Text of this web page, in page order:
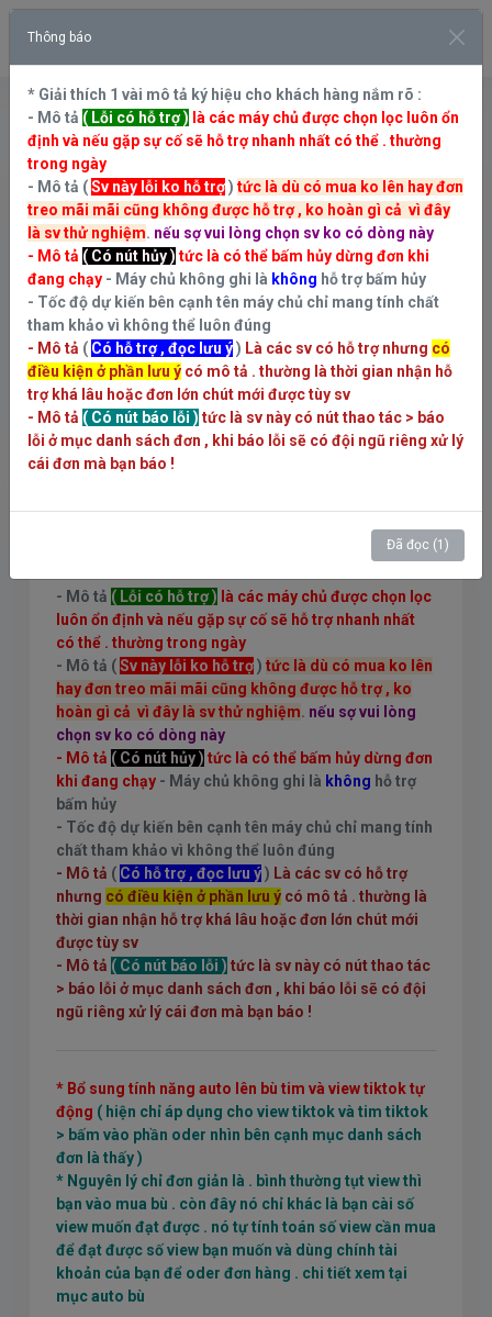
Chưa đăng nhập. Đăng nhập
Thông báo Ghim
Đây là hệ thống web mới của AUTOLIKEZ . cảm
ơn đã ủng hộ !
Admin hỗ trợ nhanh nhất qua zalo:0827488888
Kênh thông báo khuyến mãi và tin
tức : https://t.me/AUTOFB88
HÃY LUÔN BẬT XÁC MINH 2 BƯỚC ( Chọn mục
hệ thống > chọn Tài khoản > Chọn bảo mật )
Thông báo
* Giải thích 1 vài mô tả ký hiệu cho khách hàng nắm
- Mô tả ( Lỗi có hỗ trợ ) là các máy chủ được chọn lọc
luôn ổn định và nếu gặp sự cố sẽ hỗ trợ nhanh nhất
có thể . thường trong ngày
- Mô tả (Sv này lỗi ko hỗ trợ) tức là dù có mua ko lên
hay đơn treo mãi mãi cũng không được hỗ trợ , ko
hoàn gì cả vì đây là sv thử nghiệm. nếu sợ vui lòng
chọn sv ko có dòng này
- Mô tả ( Có nút hủy ) tức là có thể bấm hủy dừng đơn
khi đang chạy - Máy chủ không ghi là không hỗ trợ
bấm hủy
- Tốc độ dự kiến bên cạnh tên máy chủ chỉ mang tính
chất tham khảo vì không thể luôn đúng
- Mô tả ( Có hỗ trợ , đọc lưu ý) Là các sv có hỗ trợ
nhưng có điều kiện ở phần lưu ý có mô tả . thường là
thời gian nhận hỗ trợ khá lâu hoặc đơn lớn chút mới
được tùy sv
- Mô tả ( Có nút báo lỗi ) tức là sv này có nút thao tác
> báo lỗi ở mục danh sách đơn , khi báo lỗi sẽ có đội
ngũ riêng xử lý cái đơn mà bạn báo !
Thông báo
* Giải thích 1 vài mô tả ký hiệu cho khách hàng nắm rõ :
- Mô tả ( Lỗi có hỗ trợ ) là các máy chủ được chọn lọc luôn ổn
định và nếu gặp sự cố sẽ hỗ trợ nhanh nhất có thể . thường
trong ngày
- Mô tả (Sv này lỗi ko hỗ trợ) tức là dù có mua ko lên hay đơn
treo mãi mãi cũng không được hỗ trợ , ko hoàn gì cả vì đây
là sv thử nghiệm. nếu sợ vui lòng chọn sv ko có dòng này
- Mô tả ( Có nút hủy ) tức là có thể bấm hủy dừng đơn khi
đang chạy - Máy chủ không ghi là không hỗ trợ bấm hủy
- Tốc độ dự kiến bên cạnh tên máy chủ chỉ mang tính chất
tham khảo vì không thể luôn đúng
- Mô tả ( Có hỗ trợ , đọc lưu ý) Là các sv có hỗ trợ nhưng có
điều kiện ở phần lưu ý có mô tả . thường là thời gian nhận hỗ
trợ khá lâu hoặc đơn lớn chút mới được tùy sv
- Mô tả ( Có nút báo lỗi ) tức là sv này có nút thao tác > báo
lỗi ở mục danh sách đơn , khi báo lỗi sẽ có đội ngũ riêng xử lý
cái đơn mà bạn báo !
Đã đọc (1)
* Bổ sung tính năng auto lên bù tim và view tiktok tự
động ( hiện chỉ áp dụng cho view tiktok và tim tiktok
> bấm vào phần oder nhìn bên cạnh mục danh sách
đơn là thấy )
* Nguyên lý chỉ đơn giản là . bình thường tụt view thì
bạn vào mua bù . còn đây nó chỉ khác là bạn cài số
view muốn đạt được . nó tự tính toán số view cần mua
để đạt được số view bạn muốn và dùng chính tài
khoản của bạn để oder đơn hàng . chi tiết xem tại
mục auto bù